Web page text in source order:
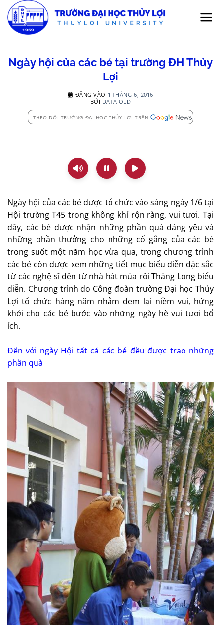
qua
nội
Ngày hội của các bé tại trường ĐH Thủy
Lợi
ĐĂNG VÀO 1 THÁNG 6, 2016
BỞI DATA OLD
THEO DÕI TRƯỜNG ĐẠI HỌC THỦY LỢI TRÊN
Ngày hội của các bé được tổ chức vào sáng ngày 1/6 tại
Hội trường T45 trong không khí rộn ràng, vui tươi. Tại
đây, các bé được nhận những phần quà đáng yêu và
những phần thưởng cho những cố gắng của các bé
trong suốt một năm học vừa qua, trong chương trình
các bé còn được xem những tiết mục biểu diễn đặc sắc
từ các nghệ sĩ đến từ nhà hát múa rối Thăng Long biểu
diễn. Chương trình do Công đoàn trường Đại học Thủy
Lợi tổ chức hàng năm nhằm đem lại niềm vui, hứng
khởi cho các bé bước vào những ngày hè vui tươi bổ
ích.
Đến với ngày Hội tất cả các bé đều được trao những
phần quà